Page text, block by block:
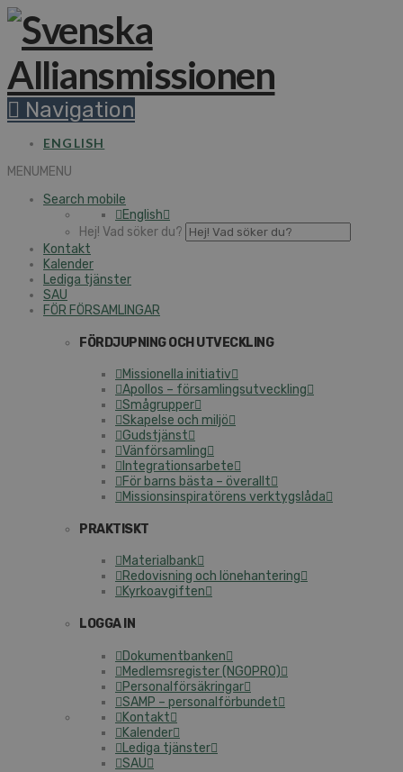
Navigation
ENGLISH
MENUMENU
Search mobile
English
Hej! Vad söker du?
Kontakt
Kalender
Lediga tjänster
SAU
FÖR FÖRSAMLINGAR
FÖRDJUPNING OCH UTVECKLING
Missionella initiativ
Apollos – församlingsutveckling
Smågrupper
Skapelse och miljö
Gudstjänst
Vänförsamling
Integrationsarbete
För barns bästa – överallt
Missionsinspiratörens verktygslåda
PRAKTISKT
Materialbank
Redovisning och lönehantering
Kyrkoavgiften
LOGGA IN
Dokumentbanken
Medlemsregister (NGOPRO)
Personalförsäkringar
SAMP – personalförbundet
Kontakt
Kalender
Lediga tjänster
SAU